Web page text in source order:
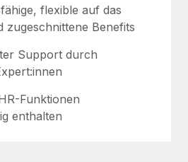
flexible auf das
zugeschnittene Benefits
Support durch
Funktionen
enthalten